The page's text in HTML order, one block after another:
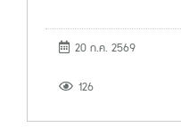
20 ก.ค. 2569
126